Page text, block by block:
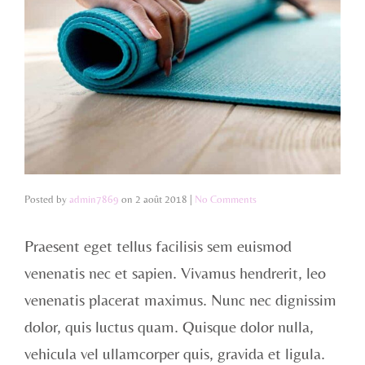
Posted by admin7869 on 2 août 2018 No Comments
Praesent eget tellus facilisis sem euismod
venenatis nec et sapien. Vivamus hendrerit, leo
venenatis placerat maximus. Nunc nec dignissim
dolor, quis luctus quam. Quisque dolor nulla,
vehicula vel ullamcorper quis, gravida et ligula.